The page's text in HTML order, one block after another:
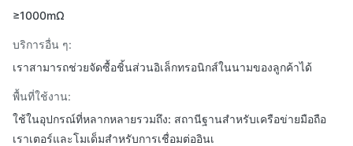
≥1000mΩ
บริการอื่น ๆ:
เราสามารถช่วยจัดซื้อชิ้นส่วนอิเล็กทรอนิกส์ในนามของลูกค้าได้
พื้นที่ใช้งาน:
ใช้ในอุปกรณ์ที่หลากหลายรวมถึง: สถานีฐานสำหรับเครือข่ายมือถือ
เราเตอร์และโมเด็มสำหรับการเชื่อมต่ออินเ